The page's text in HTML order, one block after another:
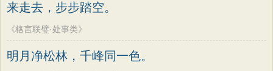
来走去，步步踏空。
《格言联璧·处事类》
明月净松林，千峰同一色。